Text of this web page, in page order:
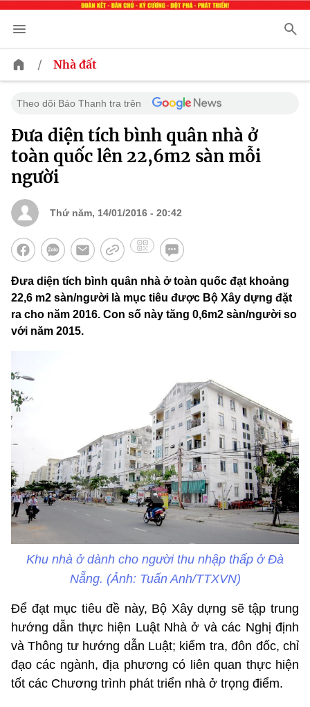
/ Nhà đất
Theo dõi Báo Thanh tra trên
Đưa diện tích bình quân nhà ở
toàn quốc lên 22,6m2 sàn mỗi
người
Thứ năm, 14/01/2016 - 20:42
Đưa diện tích bình quân nhà ở toàn quốc đạt khoảng
22,6 m2 sàn/người là mục tiêu được Bộ Xây dựng đặt
ra cho năm 2016. Con số này tăng 0,6m2 sàn/người so
với năm 2015.
Khu nhà ở dành cho người thu nhập thấp ở Đà
Nẵng. (Ảnh: Tuấn Anh/TTXVN)
Để đạt mục tiêu đề này, Bộ Xây dựng sẽ tập trung
hướng dẫn thực hiện Luật Nhà ở và các Nghị định
và Thông tư hướng dẫn Luật; kiểm tra, đôn đốc, chỉ
đạo các ngành, địa phương có liên quan thực hiện
tốt các Chương trình phát triển nhà ở trọng điểm.